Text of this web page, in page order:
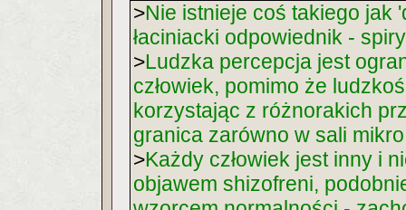
>Nie istnieje coś takiego jak
łaciniacki odpowiednik -
>Ludzka percepcja jest
człowiek, pomimo że
korzystając z różnorakich
granica zarówno w sali
>Każdy człowiek jest inny i
objawem shizofreni,